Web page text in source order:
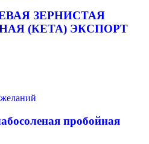
ЗЕРНИСТАЯ
(КЕТА) ЭКСПОРТ
пробойная